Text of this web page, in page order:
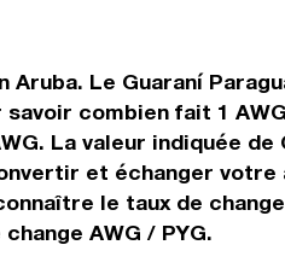
Le Guaraní
combien fait 1
La valeur indiquée
et échanger
le taux de
AWG / PYG.